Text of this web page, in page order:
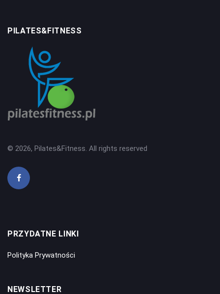
PILATES&FITNESS
© 2026, Pilates&Fitness. All rights reserved
PRZYDATNE LINKI
Polityka Prywatności
NEWSLETTER